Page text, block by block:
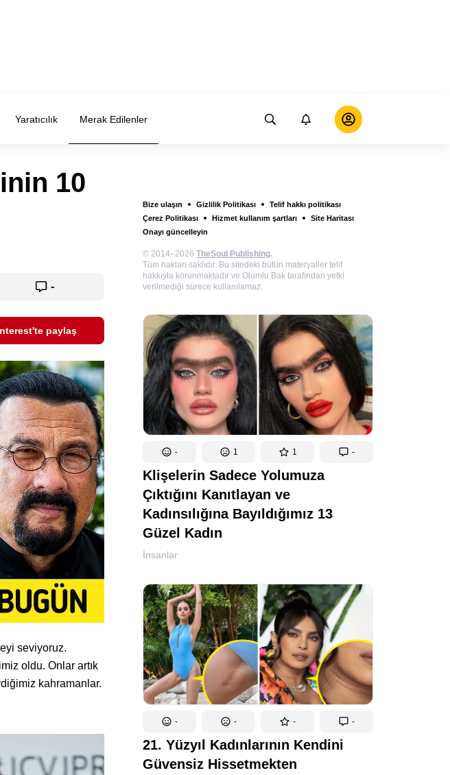
Yaratıcılık Merak Edilenler
Bize ulaşın Gizlilik Politikası
Telif hakkı politikası
Çerez Politikası
Hizmet kullanım şartları
Site Haritası
Onayı güncelleyin
© 2014–2026 TheSoul Publishing.
Tüm hakları saklıdır. Bu sitedeki bütün materyaller telif
hakkıyla korunmaktadır ve Olumlu Bak tarafından yetki
verilmediği sürece kullanılamaz.
- 1 1 -
Klişelerin Sadece Yolumuza
Çıktığını Kanıtlayan ve
Kadınsılığına Bayıldığımız 13
Güzel Kadın
İnsanlar
- - - -
21. Yüzyıl Kadınlarının Kendini
Güvensiz Hissetmekten
10
-
paylaş
seviyoruz.
oldu. Onlar artık
kahramanlar.